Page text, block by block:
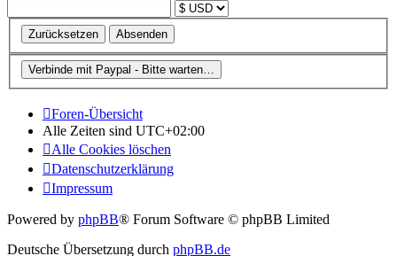
Foren-Übersicht
Alle Zeiten sind UTC+02:00
Alle Cookies löschen
Datenschutzerklärung
Impressum
Powered by phpBB® Forum Software © phpBB Limited
Deutsche Übersetzung durch phpBB.de